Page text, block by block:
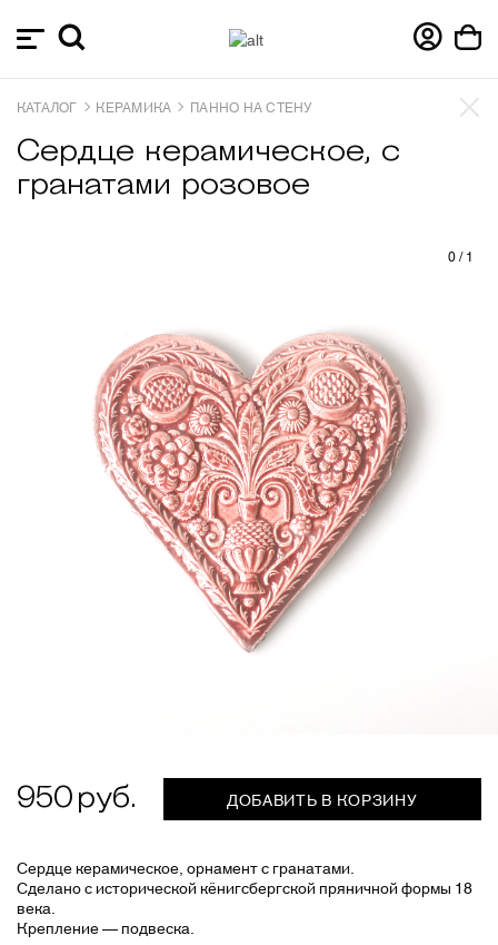
КАТАЛОГ КЕРАМИКА ПАННО НА СТЕНУ
Сердце керамическое, с
гранатами розовое
0/ 1
950 ДОБАВИТЬ В КОРЗИНУ
Сердце керамическое, орнамент с гранатами.
Сделано с исторической кёнигсбергской пряничной формы 18
века.
Крепление — подвеска.